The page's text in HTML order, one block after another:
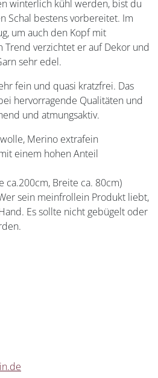
winterlich kühl werden, bist du
Schal bestens vorbereitet. Im
um auch den Kopf mit
Trend verzichtet er auf Dekor und
sehr edel.
fein und quasi kratzfrei. Das
hervorragende Qualitäten und
und atmungsaktiv.
Merino extrafein
einem hohen Anteil
ca.200cm, Breite ca. 80cm)
sein meinfrollein Produkt liebt,
Es sollte nicht gebügelt oder